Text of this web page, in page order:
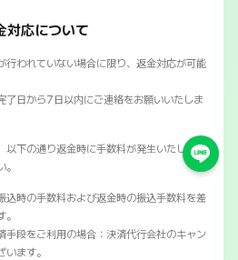
対応について
行われていない場合に限り、返金対応が可能
了日から7日以内にご連絡をお願いいたしま
以下の通り返金時に手数料が発生いたします
込時の手数料および返金時の振込手数料を差
手段をご利用の場合：決済代行会社のキャン
ます。